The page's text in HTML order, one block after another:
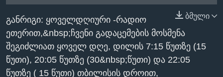
ᲯᲐᲜᲛᲠᲗᲔᲚᲝᲑᲐ
ᲛᲔᲪᲜᲘᲔᲠᲔᲑᲐ
ᲘᲜᲢᲔᲠᲕᲘᲣ
Learning English
ᲗᲕᲐᲚᲘ ᲒᲕᲐᲓᲔᲕᲜᲔᲗ
ბმული
განრიგი: ყოველდღიური -რადიო
ეთერით,&nbsp;ჩვენი გადაცემების მოსმენა
შეგიძლიათ ყოველ დღე, დილის 7:15 წუთზე (15
წუთი), 20:05 წუთზე (30&nbsp;წუთი) და 22:05
წუთზე ( 15 წუთი) თბილისის დროით,